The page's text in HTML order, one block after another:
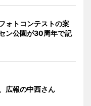
ォトコンテストの案
ン公園が30周年で記
広報の中西さん